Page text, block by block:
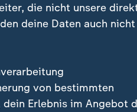
diese akute Phase
die nicht unsere
deine Daten auch nicht
von bestimmten
Erlebnis im Angebot